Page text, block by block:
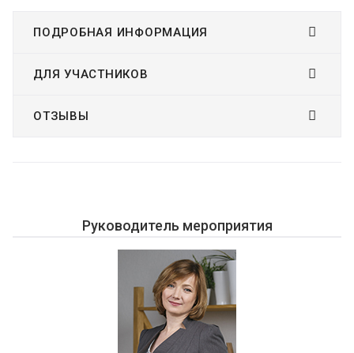
ПОДРОБНАЯ ИНФОРМАЦИЯ
ДЛЯ УЧАСТНИКОВ
ОТЗЫВЫ
Руководитель мероприятия